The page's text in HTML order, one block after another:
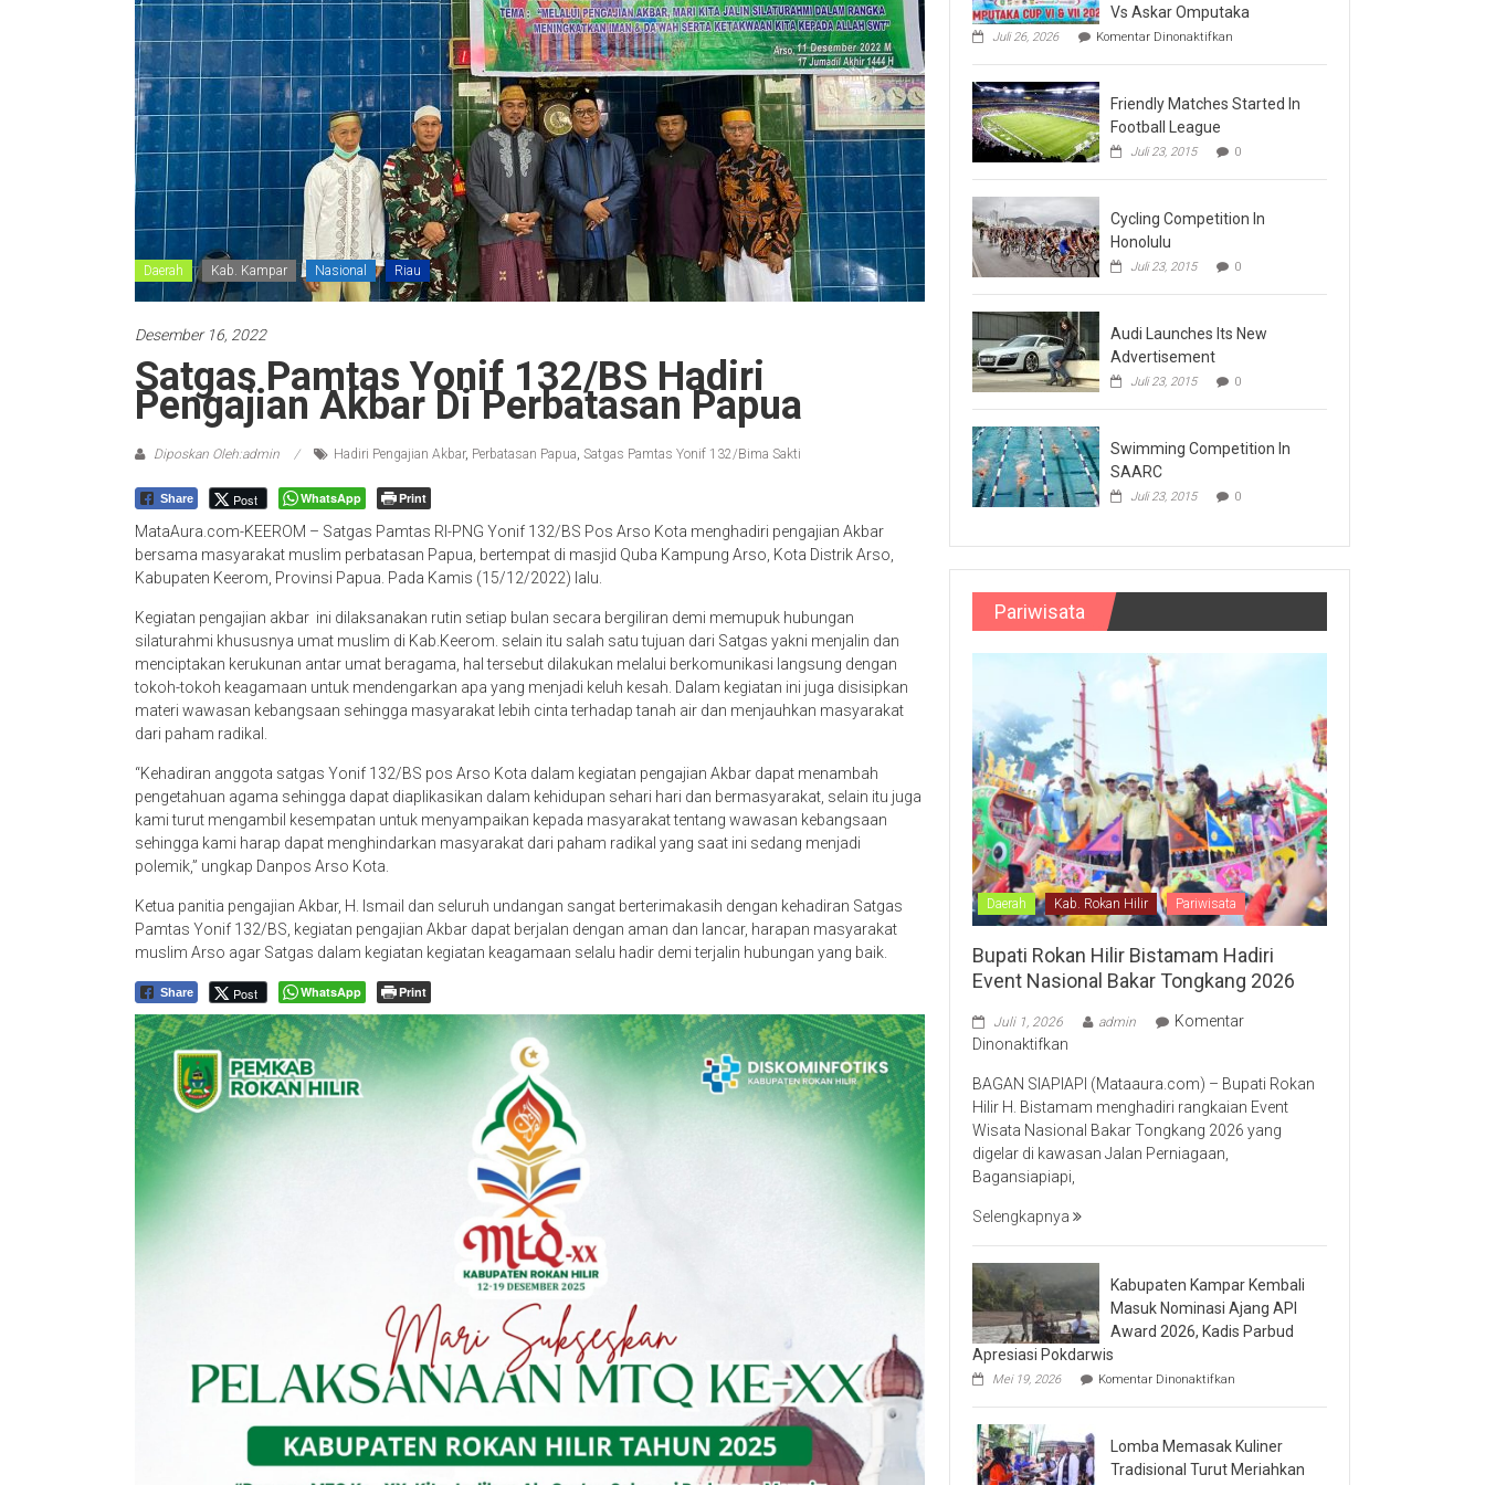
Daerah Kab. Kampar Nasional Riau
Desember 16, 2022
Satgas Pamtas Yonif 132/BS Hadiri
Pengajian Akbar Di Perbatasan Papua
Diposkan Oleh:admin Hadiri Pengajian Akbar, Perbatasan Papua, Satgas Pamtas Yonif 132/Bima Sakti
Share Post WhatsApp Print
MataAura.com-KEEROM – Satgas Pamtas RI-PNG Yonif 132/BS Pos Arso Kota menghadiri pengajian Akbar
bersama masyarakat muslim perbatasan Papua, bertempat di masjid Quba Kampung Arso, Kota Distrik Arso,
Kabupaten Keerom, Provinsi Papua. Pada Kamis (15/12/2022) lalu.
Kegiatan pengajian akbar ini dilaksanakan rutin setiap bulan secara bergiliran demi memupuk hubungan
silaturahmi khususnya umat muslim di Kab.Keerom. selain itu salah satu tujuan dari Satgas yakni menjalin dan
menciptakan kerukunan antar umat beragama, hal tersebut dilakukan melalui berkomunikasi langsung dengan
tokoh-tokoh keagamaan untuk mendengarkan apa yang menjadi keluh kesah. Dalam kegiatan ini juga disisipkan
materi wawasan kebangsaan sehingga masyarakat lebih cinta terhadap tanah air dan menjauhkan masyarakat
dari paham radikal.
“Kehadiran anggota satgas Yonif 132/BS pos Arso Kota dalam kegiatan pengajian Akbar dapat menambah
pengetahuan agama sehingga dapat diaplikasikan dalam kehidupan sehari hari dan bermasyarakat, selain itu juga
kami turut mengambil kesempatan untuk menyampaikan kepada masyarakat tentang wawasan kebangsaan
sehingga kami harap dapat menghindarkan masyarakat dari paham radikal yang saat ini sedang menjadi
polemik,” ungkap Danpos Arso Kota.
Ketua panitia pengajian Akbar, H. Ismail dan seluruh undangan sangat berterimakasih dengan kehadiran Satgas
Pamtas Yonif 132/BS, kegiatan pengajian Akbar dapat berjalan dengan aman dan lancar, harapan masyarakat
muslim Arso agar Satgas dalam kegiatan kegiatan keagamaan selalu hadir demi terjalin hubungan yang baik.
Share Post WhatsApp Print
Vs Askar Omputaka
Juli 26, 2026 Komentar Dinonaktifkan
Omputaka
VI
Omputaka
Friendly Matches Started In
Football League
Juli 23, 2015 0
Cycling Competition In
Honolulu
Juli 23, 2015 0
Audi Launches Its New
Advertisement
Juli 23, 2015 0
Swimming Competition In
SAARC
Juli 23, 2015 0
Pariwisata
Daerah Kab. Rokan Hilir Pariwisata
Bupati Rokan Hilir Bistamam Hadiri
Event Nasional Bakar Tongkang 2026
Juli 1, 2026 admin
Komentar
Dinonaktifkan
Rokan
Hilir
Bistamam
Hadiri
Event
Bakar
Tongkang
2026
BAGAN SIAPIAPI (Mataaura.com) – Bupati Rokan
Hilir H. Bistamam menghadiri rangkaian Event
Wisata Nasional Bakar Tongkang 2026 yang
digelar di kawasan Jalan Perniagaan,
Bagansiapiapi,
Selengkapnya
Kabupaten Kampar Kembali
Masuk Nominasi Ajang API
Award 2026, Kadis Parbud
Apresiasi Pokdarwis
Mei 19, 2026 Komentar Dinonaktifkan
Kampar
Masuk
Nominasi
Ajang
Lomba Memasak Kuliner
Tradisional Turut Meriahkan